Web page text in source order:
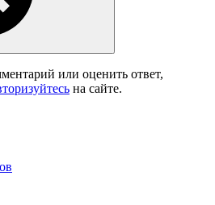
или оценить ответ,
на сайте.